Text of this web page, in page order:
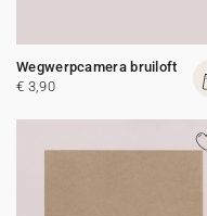
Wegwerpcamera bruiloft
€ 3,90